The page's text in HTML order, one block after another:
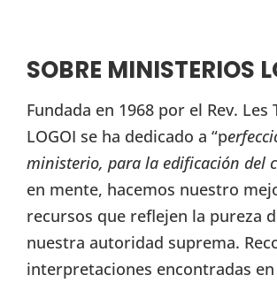
SOBRE MINISTERIOS
Fundada en 1968 por el Rev.
LOGOI se ha dedicado a “p
ministerio, para la edificación del
en mente, hacemos nuestro
recursos que reflejen la pureza
nuestra autoridad suprema.
interpretaciones encontradas